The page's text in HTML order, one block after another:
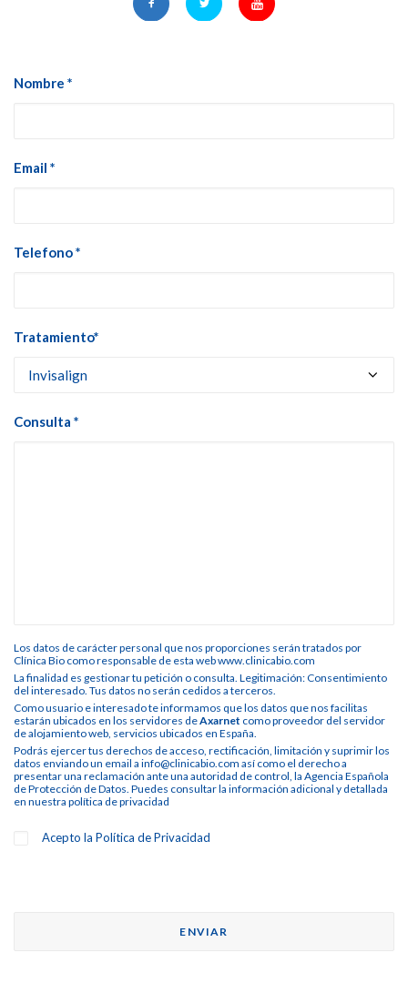
Nombre *
Email *
Telefono *
Tratamiento*
Consulta *
Los datos de carácter personal que nos proporciones serán tratados por
Clínica Bio como responsable de esta web www.clinicabio.com
La finalidad es gestionar tu petición o consulta. Legitimación: Consentimiento
del interesado. Tus datos no serán cedidos a terceros.
Como usuario e interesado te informamos que los datos que nos facilitas
estarán ubicados en los servidores deAxarnet como proveedor del servidor
de alojamiento web, servicios ubicados en España.
Podrás ejercer tus derechos de acceso, rectificación, limitación y suprimir los
datos enviando un email a info@clinicabio.com así como el derecho a
presentar una reclamación ante una autoridad de control, la Agencia Española
de Protección de Datos. Puedes consultar la información adicional y detallada
en nuestra política de privacidad
Acepto laPolítica de Privacidad